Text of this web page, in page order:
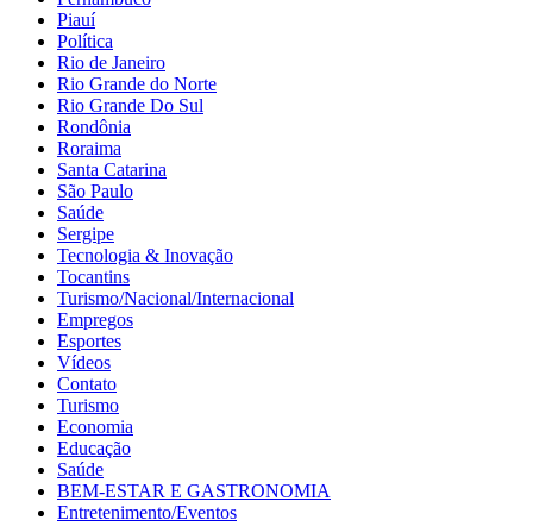
Piauí
Política
Rio de Janeiro
Rio Grande do Norte
Rio Grande Do Sul
Rondônia
Roraima
Santa Catarina
São Paulo
Saúde
Sergipe
Tecnologia & Inovação
Tocantins
Turismo/Nacional/Internacional
Empregos
Esportes
Vídeos
Contato
Turismo
Economia
Educação
Saúde
BEM-ESTAR E GASTRONOMIA
Entretenimento/Eventos